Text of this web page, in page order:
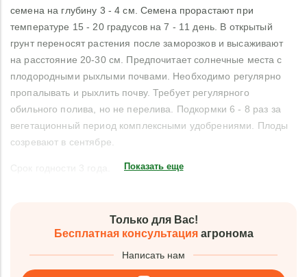
семена на глубину 3 - 4 см. Семена прорастают при
температуре 15 - 20 градусов на 7 - 11 день. В открытый
грунт переносят растения после заморозков и высаживают
на расстояние 20-30 см. Предпочитает солнечные места с
плодородными рыхлыми почвами. Необходимо регулярно
пропалывать и рыхлить почву. Требует регулярного
обильного полива, но не перелива. Подкормки 6 - 8 раз за
вегетационный период комплексными удобрениями. Плоды
созревают в сентябре.
Показать еще
Только для Вас!
Бесплатная консультацияагронома
Написать нам